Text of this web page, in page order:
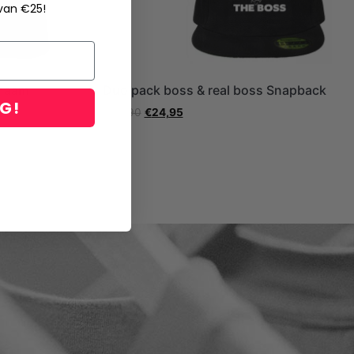
Duo pack boss & real boss Snapback
39,90 €24,95
€25!